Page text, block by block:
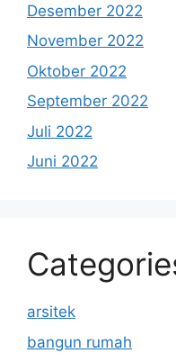
Desember 2022
November 2022
Oktober 2022
September 2022
Juli 2022
Juni 2022
arsitek
bangun rumah